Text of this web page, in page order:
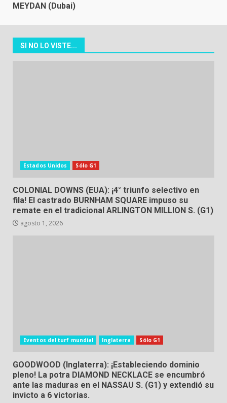
MEYDAN (Dubai)
SI NO LO VISTE...
Estados Unidos Sólo G1
COLONIAL DOWNS (EUA): ¡4° triunfo selectivo en
fila! El castrado BURNHAM SQUARE impuso su
remate en el tradicional ARLINGTON MILLION S. (G1)
agosto 1, 2026
Eventos del turf mundial Inglaterra Sólo G1
GOODWOOD (Inglaterra): ¡Estableciendo dominio
pleno! La potra DIAMOND NECKLACE se encumbró
ante las maduras en el NASSAU S. (G1) y extendió su
invicto a 6 victorias.